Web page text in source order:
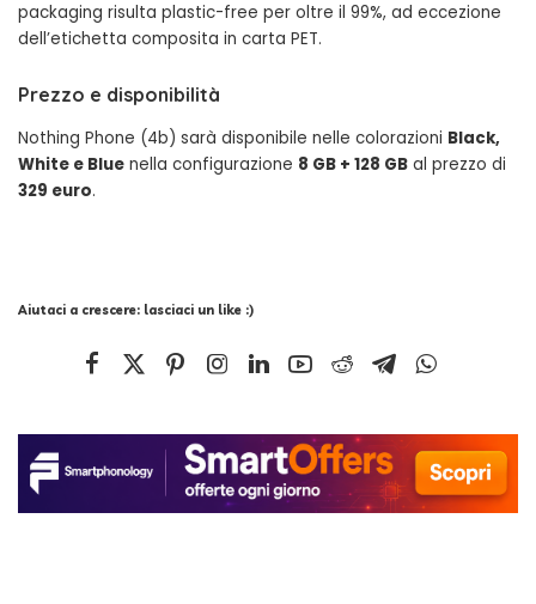
packaging risulta plastic-free per oltre il 99%, ad eccezione
dell’etichetta composita in carta PET.
Prezzo e disponibilità
Nothing Phone (4b) sarà disponibile nelle colorazioni Black,
White e Blue nella configurazione 8 GB + 128 GB al prezzo di
329 euro.
Aiutaci a crescere: lasciaci un like :)